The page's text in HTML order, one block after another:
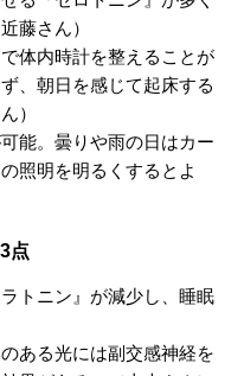
藤さん）
体内時計を整えることが
、朝日を感じて起床する
）
能。曇りや雨の日はカー
照明を明るくするとよ
点
トニン』が減少し、睡眠
ある光には副交感神経を